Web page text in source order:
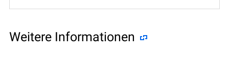
Weitere Informationen